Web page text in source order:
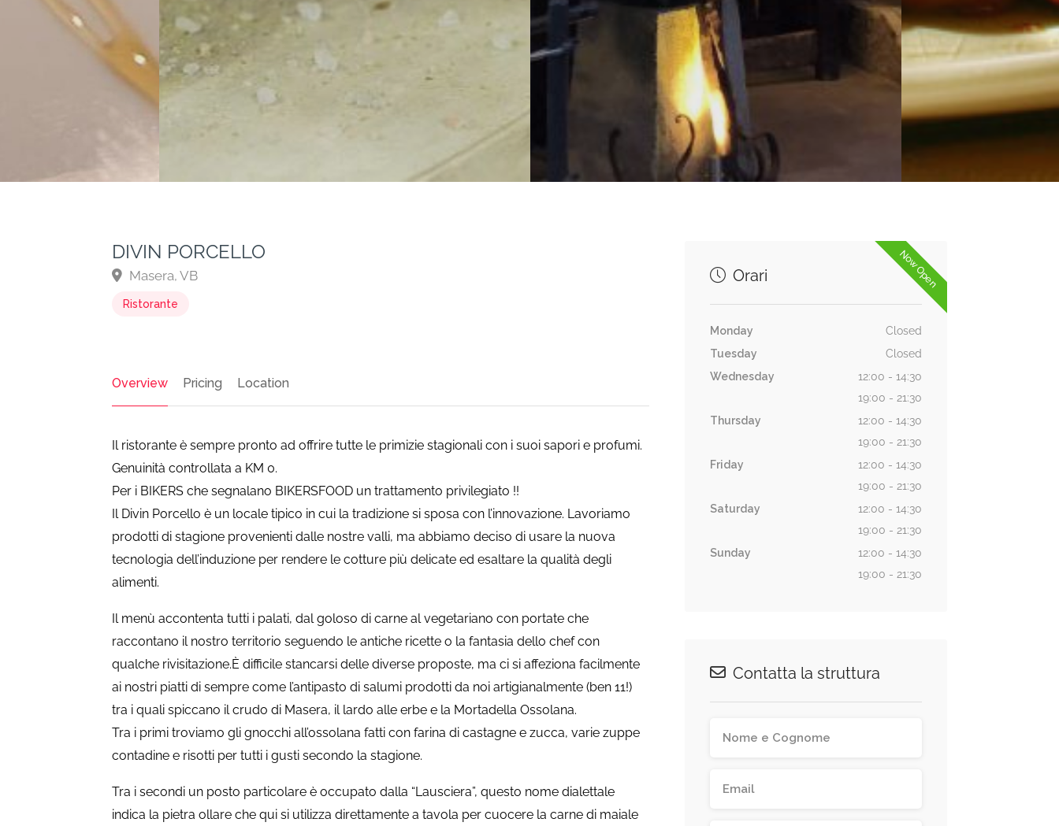
DIVIN PORCELLO
Masera, VB
Ristorante
Overview Pricing Location
Il ristorante è sempre pronto ad offrire tutte le primizie stagionali con i suoi sapori e profumi.
Genuinità controllata a KM 0.
Per i BIKERS che segnalano BIKERSFOOD un trattamento privilegiato !!
Il Divin Porcello è un locale tipico in cui la tradizione si sposa con l’innovazione. Lavoriamo
prodotti di stagione provenienti dalle nostre valli, ma abbiamo deciso di usare la nuova
tecnologia dell’induzione per rendere le cotture più delicate ed esaltare la qualità degli
alimenti.
Il menù accontenta tutti i palati, dal goloso di carne al vegetariano con portate che
raccontano il nostro territorio seguendo le antiche ricette o la fantasia dello chef con
qualche rivisitazione.È difficile stancarsi delle diverse proposte, ma ci si affeziona facilmente
ai nostri piatti di sempre come l’antipasto di salumi prodotti da noi artigianalmente (ben 11!)
tra i quali spiccano il crudo di Masera, il lardo alle erbe e la Mortadella Ossolana.
Tra i primi troviamo gli gnocchi all’ossolana fatti con farina di castagne e zucca, varie zuppe
contadine e risotti per tutti i gusti secondo la stagione.
Tra i secondi un posto particolare è occupato dalla “Lausciera”, questo nome dialettale
indica la pietra ollare che qui si utilizza direttamente a tavola per cuocere la carne di maiale
Now Open
Orari
Monday
Closed
Tuesday
Closed
Wednesday
12:00 - 14:30
19:00 - 21:30
Thursday
12:00 - 14:30
19:00 - 21:30
Friday
12:00 - 14:30
19:00 - 21:30
Saturday
12:00 - 14:30
19:00 - 21:30
Sunday
12:00 - 14:30
19:00 - 21:30
Contatta la struttura